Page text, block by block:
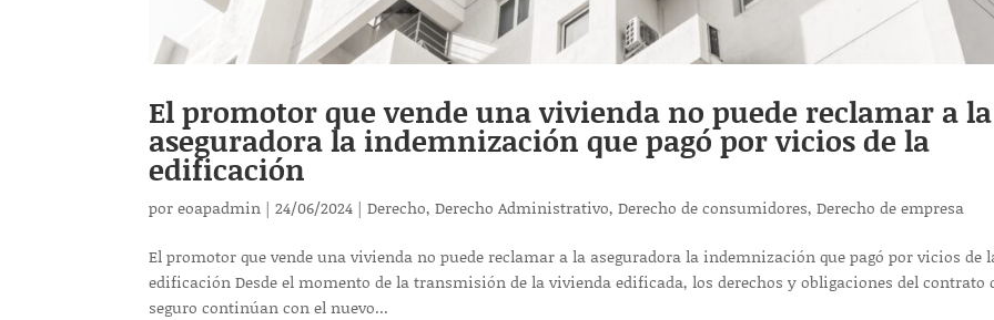
El promotor que vende una vivienda no puede reclamar a la
aseguradora la indemnización que pagó por vicios de la
edificación
poreoapadmin |24/06/2024 |Derecho,Derecho Administrativo,Derecho de consumidores,Derecho de empresa
El promotor que vende una vivienda no puede reclamar a la aseguradora la indemnización que pagó por vicios de
edificación Desde el momento de la transmisión de la vivienda edificada, los derechos y obligaciones del contrato
seguro continúan con el nuevo...